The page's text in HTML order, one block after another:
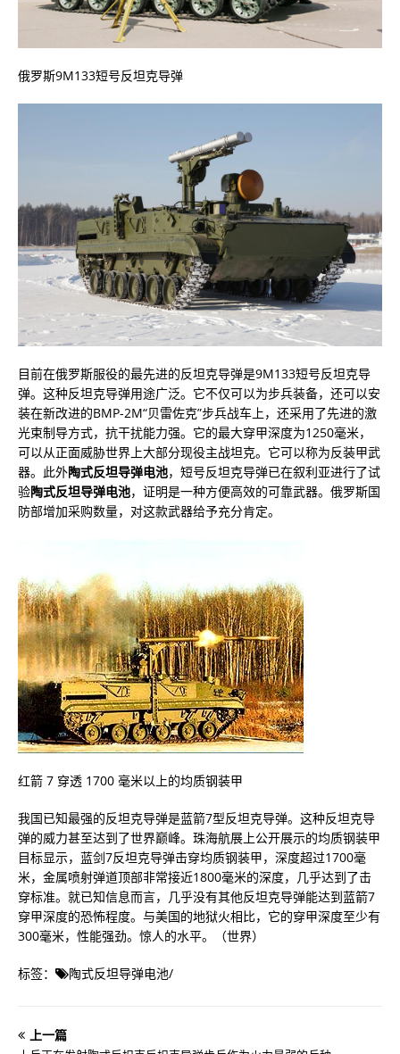
俄罗斯9M133短号反坦克导弹
目前在俄罗斯服役的最先进的反坦克导弹是9M133短号反坦克导
弹。这种反坦克导弹用途广泛。它不仅可以为步兵装备，还可以安
装在新改进的BMP-2M“贝雷佐克”步兵战车上，还采用了先进的激
光束制导方式，抗干扰能力强。它的最大穿甲深度为1250毫米，
可以从正面威胁世界上大部分现役主战坦克。它可以称为反装甲武
器。此外陶式反坦导弹电池，短号反坦克导弹已在叙利亚进行了试
验陶式反坦导弹电池，证明是一种方便高效的可靠武器。俄罗斯国
防部增加采购数量，对这款武器给予充分肯定。
红箭 7 穿透 1700 毫米以上的均质钢装甲
我国已知最强的反坦克导弹是蓝箭7型反坦克导弹。这种反坦克导
弹的威力甚至达到了世界巅峰。珠海航展上公开展示的均质钢装甲
目标显示，蓝剑7反坦克导弹击穿均质钢装甲，深度超过1700毫
米，金属喷射弹道顶部非常接近1800毫米的深度，几乎达到了击
穿标准。就已知信息而言，几乎没有其他反坦克导弹能达到蓝箭7
穿甲深度的恐怖程度。与美国的地狱火相比，它的穿甲深度至少有
300毫米，性能强劲。惊人的水平。（世界）
标签： 陶式反坦导弹电池/
上一篇